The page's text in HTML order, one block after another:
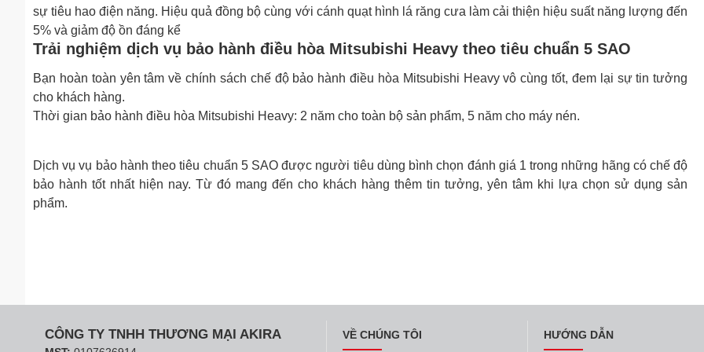
sự tiêu hao điện năng. Hiệu quả đồng bộ cùng với cánh quạt hình lá răng cưa làm cải thiện hiệu suất năng lượng đến
5% và giảm độ ồn đáng kể
Trải nghiệm dịch vụ bảo hành điều hòa Mitsubishi Heavy theo tiêu chuẩn 5 SAO
Bạn hoàn toàn yên tâm về chính sách chế độ bảo hành điều hòa Mitsubishi Heavy vô cùng tốt, đem lại sự tin tưởng
cho khách hàng.
Thời gian bảo hành điều hòa Mitsubishi Heavy: 2 năm cho toàn bộ sản phẩm, 5 năm cho máy nén.
Dịch vụ vụ bảo hành theo tiêu chuẩn 5 SAO được người tiêu dùng bình chọn đánh giá 1 trong những hãng có chế độ
bảo hành tốt nhất hiện nay. Từ đó mang đến cho khách hàng thêm tin tưởng, yên tâm khi lựa chọn sử dụng sản
phẩm.
CÔNG TY TNHH THƯƠNG MẠI AKIRA VỀ CHÚNG TÔI HƯỚNG DẪN